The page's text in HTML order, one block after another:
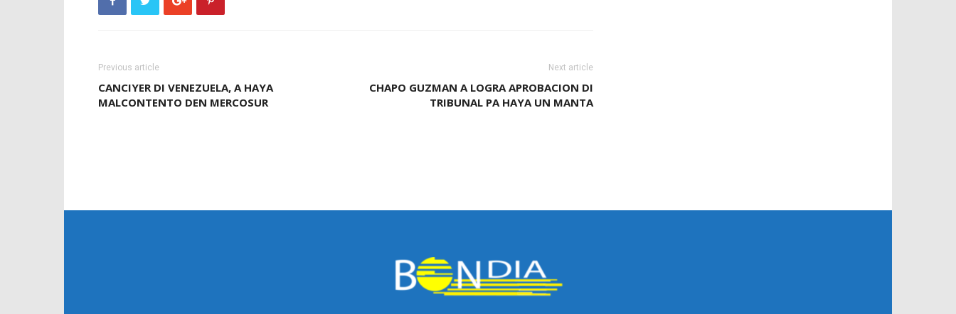
Previous article
CANCIYER DI VENEZUELA, A HAYA
MALCONTENTO DEN MERCOSUR
Next article
CHAPO GUZMAN A LOGRA APROBACION DI
TRIBUNAL PA HAYA UN MANTA